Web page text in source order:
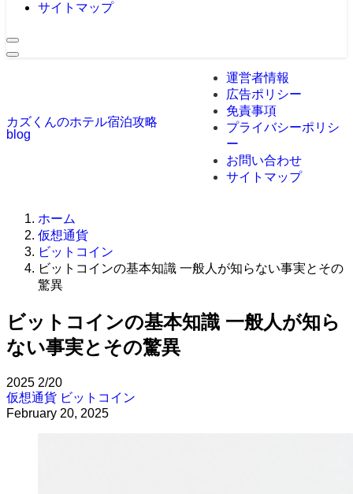
サイトマップ
カズくんのホテル宿泊攻略
blog
運営者情報
広告ポリシー
免責事項
プライバシーポリシ
ー
お問い合わせ
サイトマップ
ホーム
仮想通貨
ビットコイン
ビットコインの基本知識 一般人が知らない事実とその
驚異
ビットコインの基本知識 一般人が知ら
ない事実とその驚異
2025 2/20
仮想通貨 ビットコイン
February 20, 2025